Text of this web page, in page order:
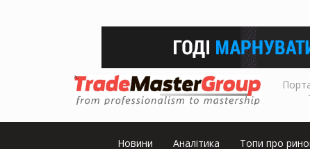
Новини Аналітика Топи про